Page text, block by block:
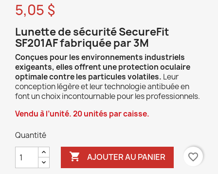
5,05 $
Lunette de sécurité SecureFit
SF201AF fabriquée par 3M
Conçues pour les environnements industriels
exigeants, elles offrent une protection oculaire
optimale contre les particules volatiles. Leur
conception légère et leur technologie antibuée en
font un choix incontournable pour les professionnels.
Vendu à l’unité. 20 unités par caisse.
Quantité
 AJOUTER AU PANIER favorite_border